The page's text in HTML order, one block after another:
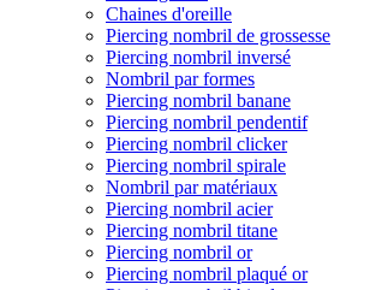
Chaines d'oreille
Piercing nombril de grossesse
Piercing nombril inversé
Nombril par formes
Piercing nombril banane
Piercing nombril pendentif
Piercing nombril clicker
Piercing nombril spirale
Nombril par matériaux
Piercing nombril acier
Piercing nombril titane
Piercing nombril or
Piercing nombril plaqué or